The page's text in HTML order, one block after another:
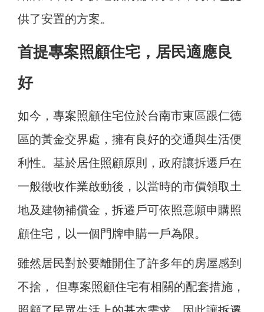
供了安置的方案。
首提專案照顧住宅，居民適應良
好
如今，專案照顧住宅位於台南市東區跟仁德
區的黃金交界處，擁有良好的交通與生活便
利性。基於居住照顧原則，政府讓拆遷戶在
一般徵收作業啟動後，以當時的市價領取土
地及建物補償金，拆遷戶可依照意願申購照
顧住宅，以一個門牌申購一戶為限。
雖然居民對於要離開住了許多年的房屋感到
不捨， 但專案照顧住宅有相關的配套措施，